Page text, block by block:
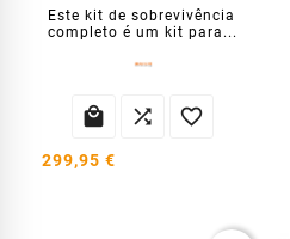
Este kit de sobrevivência
completo é um kit para...
  
299,95 €